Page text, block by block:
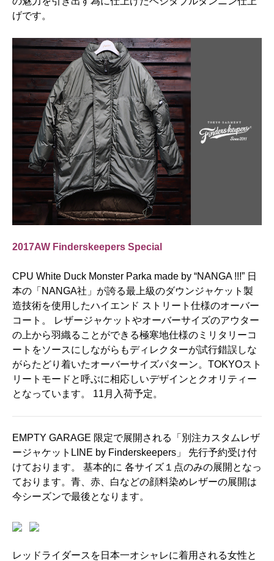
げです。
2017AW Finderskeepers Special
CPU White Duck Monster Parka made by “NANGA !!!” 日
本の「NANGA社」が誇る最上級のダウンジャケット製
造技術を使用したハイエンド ストリート仕様のオーバー
コート。 レザージャケットやオーバーサイズのアウター
の上から羽織ることができる極寒地仕様のミリタリーコ
ートをソースにしながらもディレクターが試行錯誤しな
がらたどり着いたオーバーサイズパターン。TOKYOスト
リートモードと呼ぶに相応しいデザインとクオリティー
となっています。 11月入荷予定。
EMPTY GARAGE 限定で展開される「別注カスタムレザ
ージャケットLINE by Finderskeepers」 先行予約受け付
けております。 基本的に 各サイズ１点のみの展開となっ
ております。青、赤、白などの顔料染めレザーの展開は
今シーズンで最後となります。
レッドライダースを日本一オシャレに着用される女性と